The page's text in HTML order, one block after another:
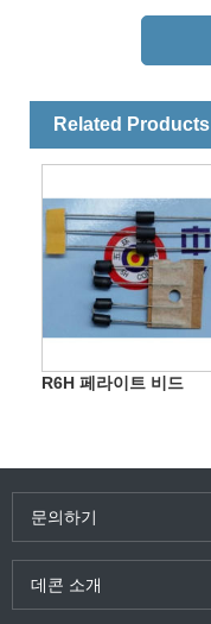
Related Products
R6H 페라이트 비드
문의하기
데콘 소개